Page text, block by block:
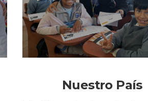
Nuestro País